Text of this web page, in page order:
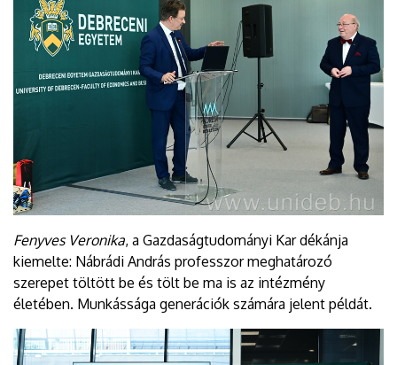
Fenyves Veronika, a Gazdaságtudományi Kar dékánja
kiemelte: Nábrádi András professzor meghatározó
szerepet töltött be és tölt be ma is az intézmény
életében. Munkássága generációk számára jelent példát.